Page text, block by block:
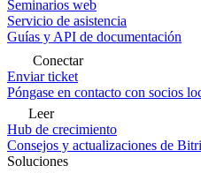
Seminarios web
Servicio de asistencia
Guías y API de documentación
Conectar
Enviar ticket
Póngase en contacto con socios
Leer
Hub de crecimiento
Consejos y actualizaciones de
Soluciones